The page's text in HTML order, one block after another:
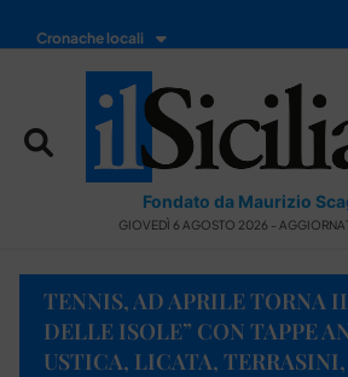
Cronache locali
Fondato da Maurizio
GIOVEDÌ 6 AGOSTO 2026 -
TENNIS, AD APRILE TORNA
DELLE ISOLE” CON TAPPE
USTICA, LICATA,